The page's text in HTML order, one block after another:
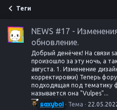
Теги
NEWS #17 -
обновление.
Добрый денёчек! На связи
произошло за эту ночь, а
августа. 1. Изменение
корректировки) Теперь
подходящая под тематику
называется она "Vulpes"...
saxyboi Тема